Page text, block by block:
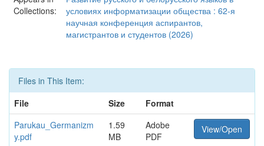
Collections:
условиях информатизации общества : 62-я
научная конференция аспирантов,
магистрантов и студентов (2026)
Files in This Item:
File
Size
Format
Parukau_Germanizm
y.pdf
1.59
MB
Adobe
PDF
View/Open